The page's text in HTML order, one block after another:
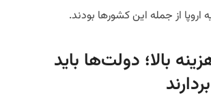
اروپا از جمله این کشورها بودند.
بالا؛ دولت‌ها باید